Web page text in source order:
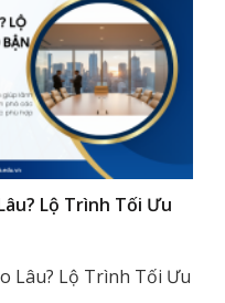
Lộ Trình Tối Ưu
Lâu? Lộ Trình Tối Ưu